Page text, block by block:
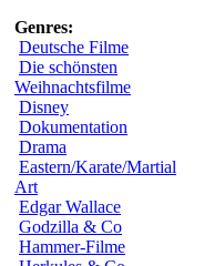
Genres:
Deutsche Filme
Die schönsten
Weihnachtsfilme
Disney
Dokumentation
Drama
Eastern/Karate/Martial
Art
Edgar Wallace
Godzilla & Co
Hammer-Filme